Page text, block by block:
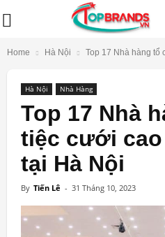
Home Hà Nội Top 17 Nhà hàng tổ
Hà Nội Nhà Hàng
Top 17 Nhà
tiệc cưới
tại Hà Nội
By Tiến Lê - 31 Tháng 10, 2023